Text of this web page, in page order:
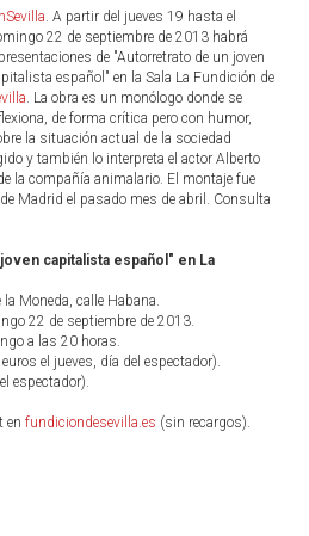
. A partir del jueves 19 hasta el
22 de septiembre de 2013 habrá
de "Autorretrato de un joven
español" en la Sala La Fundición de
. La obra es un monólogo donde se
de forma crítica pero con humor,
la situación actual de la sociedad
y también lo interpreta el actor Alberto
la compañía animalario. El montaje fue
Madrid el pasado mes de abril. Consulta
capitalista español" en La
Moneda, calle Habana.
22 de septiembre de 2013.
a las 20 horas.
el jueves, día del espectador).
espectador).
en fundiciondesevilla.es (sin recargos).